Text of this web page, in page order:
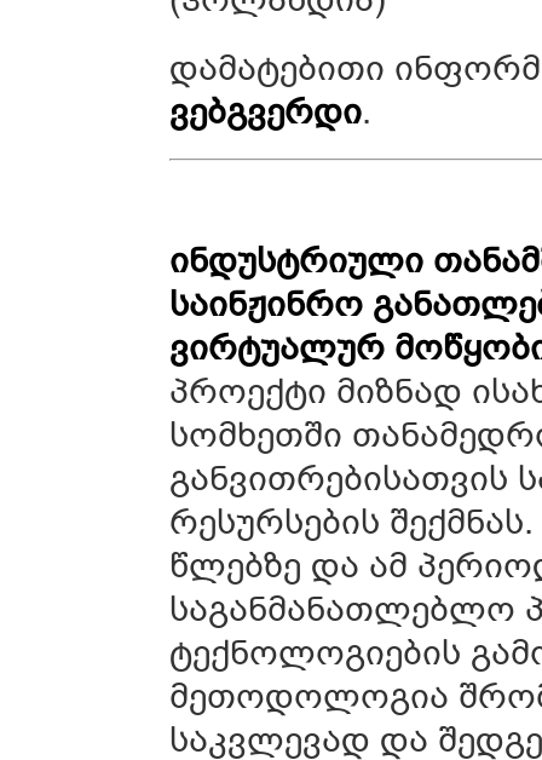
დამატებითი
ვებგვერდი.
ინდუსტრიული
საინჟინრო
ვირტუალურ
პროექტი მიზნად
სომხეთში
რესურსების
წლებზე და ამ
საგანმანათლებლო
ტექნოლოგიების
მეთოდოლოგია
საკვლევად და